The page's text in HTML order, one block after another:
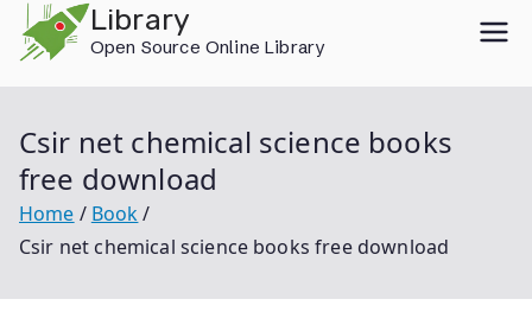
content
Library
Open Source Online Library
Csir net chemical science books
free download
Home
Book
Csir net chemical science books free download